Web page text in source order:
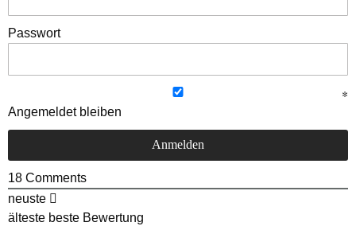
Passwort
Angemeldet bleiben
18 Comments
neuste
älteste beste Bewertung